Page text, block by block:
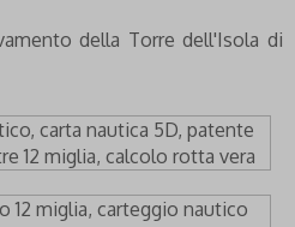
della Torre dell'Isola di